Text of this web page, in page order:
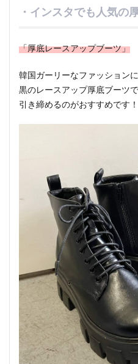
・インスタでも人気の
「厚底レースアップブーツ」
韓国ガーリーなファッションに
黒のレースアップ厚底ブーツで
引き締めるのがおすすめです！